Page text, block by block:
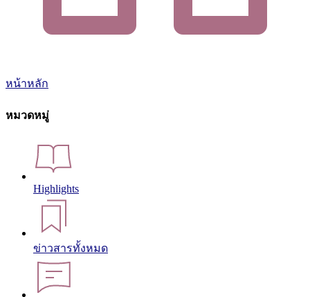
หน้าหลัก
หมวดหมู่
Highlights
ข่าวสารทั้งหมด